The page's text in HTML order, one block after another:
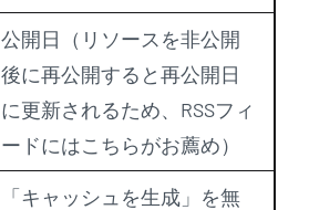
公開日（リソースを非公開
後に再公開すると再公開日
に更新されるため、RSSフィ
ードにはこちらがお薦め）
「キャッシュを生成」を無